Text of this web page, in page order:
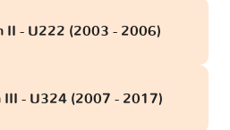
II - U222 (2003 - 2006)
III - U324 (2007 - 2017)